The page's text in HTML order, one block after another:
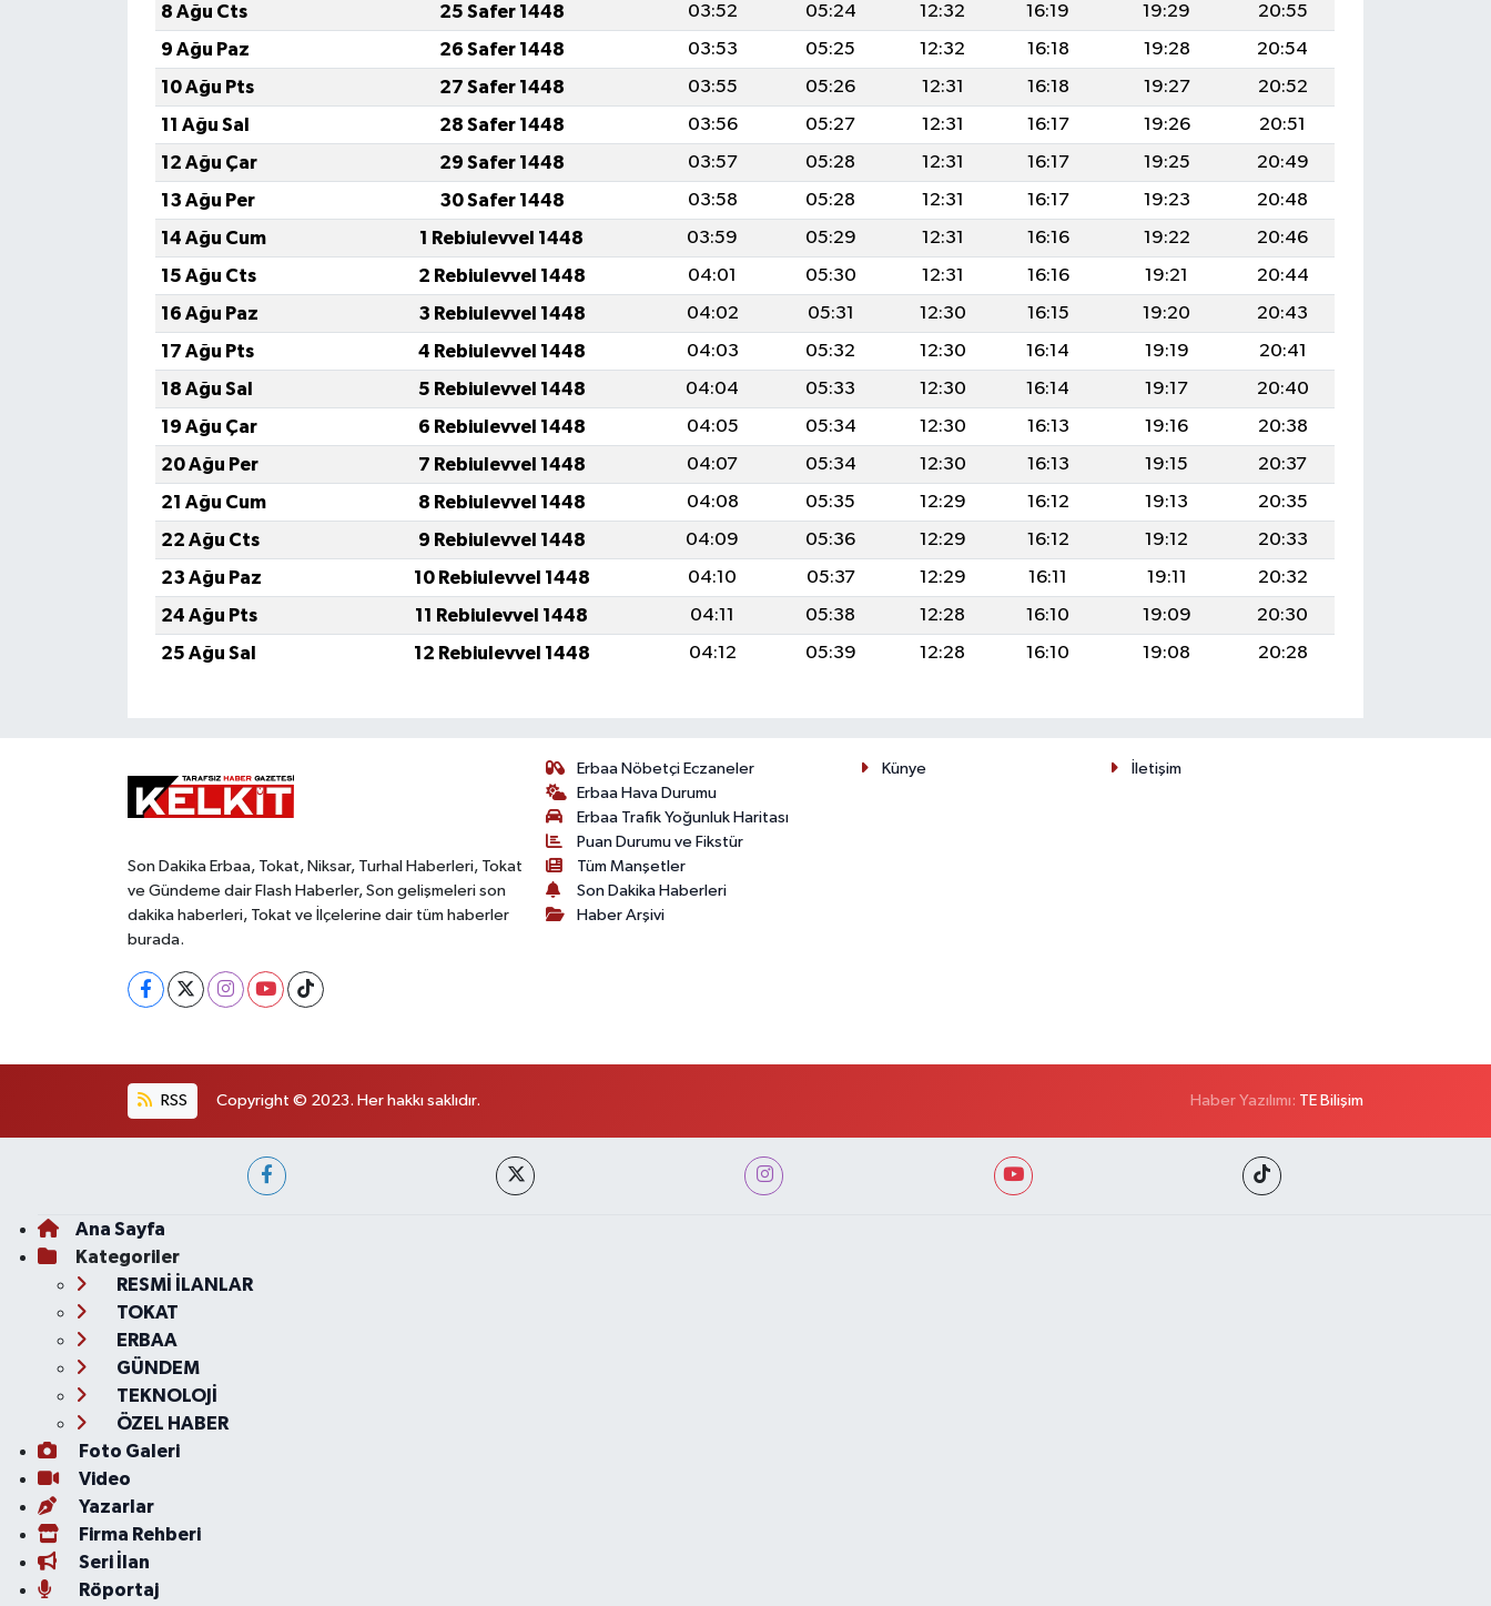
8 Ağu Cts
25 Safer 1448 03:52 05:24 12:32 16:19 19:29
20:55
9 Ağu Paz
26 Safer 1448 03:53 05:25 12:32 16:18 19:28
20:54
10 Ağu Pts
27 Safer 1448 03:55 05:26 12:31 16:18 19:27
20:52
11 Ağu Sal
28 Safer 1448 03:56 05:27 12:31 16:17 19:26
20:51
12 Ağu Çar
29 Safer 1448 03:57 05:28 12:31 16:17 19:25
20:49
13 Ağu Per
30 Safer 1448 03:58 05:28 12:31 16:17 19:23
20:48
14 Ağu Cum
1 Rebiulevvel 1448 03:59 05:29 12:31 16:16 19:22
20:46
15 Ağu Cts
2 Rebiulevvel 1448 04:01 05:30 12:31 16:16 19:21
20:44
16 Ağu Paz
3 Rebiulevvel 1448 04:02 05:31 12:30 16:15 19:20
20:43
17 Ağu Pts
4 Rebiulevvel 1448 04:03 05:32 12:30 16:14 19:19
20:41
18 Ağu Sal
5 Rebiulevvel 1448 04:04 05:33 12:30 16:14 19:17
20:40
19 Ağu Çar
6 Rebiulevvel 1448 04:05 05:34 12:30 16:13 19:16
20:38
20 Ağu Per
7 Rebiulevvel 1448 04:07 05:34 12:30 16:13 19:15
20:37
21 Ağu Cum
8 Rebiulevvel 1448 04:08 05:35 12:29 16:12 19:13
20:35
22 Ağu Cts
9 Rebiulevvel 1448 04:09 05:36 12:29 16:12 19:12
20:33
23 Ağu Paz
10 Rebiulevvel 1448 04:10 05:37 12:29 16:11 19:11
20:32
24 Ağu Pts
11 Rebiulevvel 1448 04:11 05:38 12:28 16:10 19:09
20:30
25 Ağu Sal
12 Rebiulevvel 1448 04:12 05:39 12:28 16:10 19:08 20:28
Son Dakika Erbaa, Tokat, Niksar, Turhal Haberleri, Tokat
ve Gündeme dair Flash Haberler, Son gelişmeleri son
dakika haberleri, Tokat ve İlçelerine dair tüm haberler
burada.
Erbaa Nöbetçi Eczaneler
Erbaa Hava Durumu
Erbaa Trafik Yoğunluk Haritası
Puan Durumu ve Fikstür
Tüm Manşetler
Son Dakika Haberleri
Haber Arşivi
Künye İletişim
RSS Copyright © 2023. Her hakkı saklıdır. Haber Yazılımı: TE Bilişim
Ana Sayfa
Kategoriler
RESMİ İLANLAR
TOKAT
ERBAA
GÜNDEM
TEKNOLOJİ
ÖZEL HABER
Foto Galeri
Video
Yazarlar
Firma Rehberi
Seri İlan
Röportaj